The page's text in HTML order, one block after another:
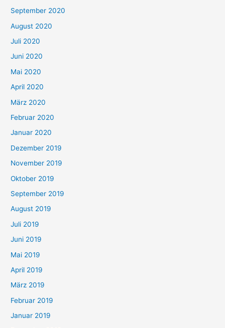
September 2020
August 2020
Juli 2020
Juni 2020
Mai 2020
April 2020
März 2020
Februar 2020
Januar 2020
Dezember 2019
November 2019
Oktober 2019
September 2019
August 2019
Juli 2019
Juni 2019
Mai 2019
April 2019
März 2019
Februar 2019
Januar 2019